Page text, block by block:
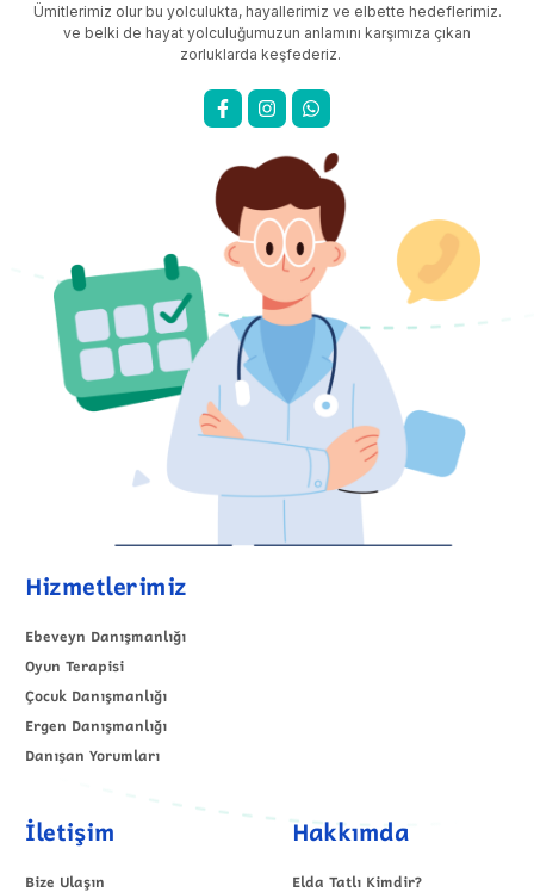
Ümitlerimiz olur bu yolculukta, hayallerimiz ve elbette hedeflerimiz.
ve belki de hayat yolculuğumuzun anlamını karşımıza çıkan
zorluklarda keşfederiz.
Hizmetlerimiz
Ebeveyn Danışmanlığı
Oyun Terapisi
Çocuk Danışmanlığı
Ergen Danışmanlığı
Danışan Yorumları
İletişim
Bize Ulaşın
Hakkımda
Elda Tatlı Kimdir?